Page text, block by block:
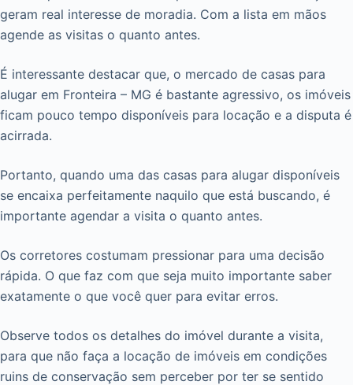
geram real interesse de moradia. Com a lista em mãos
agende as visitas o quanto antes.
É interessante destacar que, o mercado de casas para
alugar em Fronteira – MG é bastante agressivo, os imóveis
ficam pouco tempo disponíveis para locação e a disputa é
acirrada.
Portanto, quando uma das casas para alugar disponíveis
se encaixa perfeitamente naquilo que está buscando, é
importante agendar a visita o quanto antes.
Os corretores costumam pressionar para uma decisão
rápida. O que faz com que seja muito importante saber
exatamente o que você quer para evitar erros.
Observe todos os detalhes do imóvel durante a visita,
para que não faça a locação de imóveis em condições
ruins de conservação sem perceber por ter se sentido